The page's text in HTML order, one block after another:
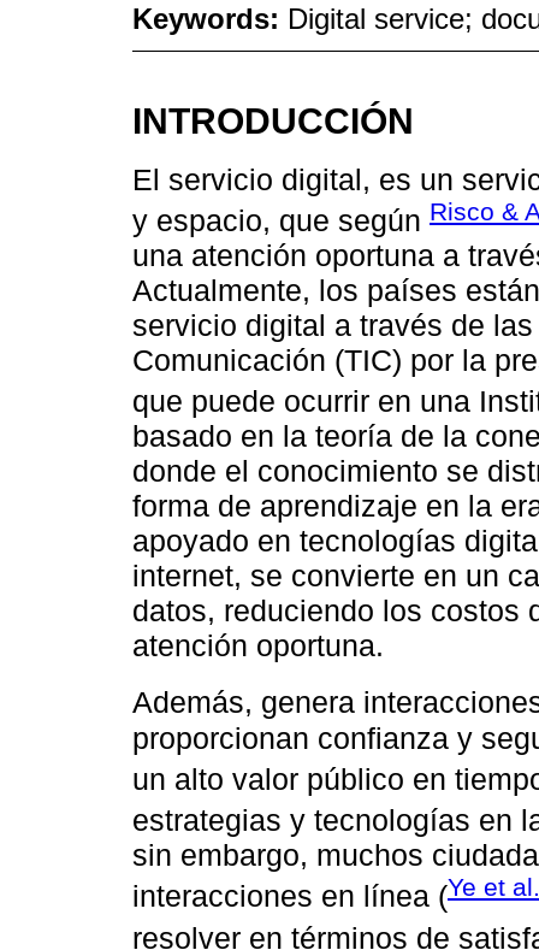
Keywords: Digital service;
INTRODUCCIÓN
El servicio digital, es un
y espacio, que según Risco &
una atención oportuna a
Actualmente, los países
servicio digital a través de
Comunicación (TIC) por la
que puede ocurrir en una
basado en la teoría de la
donde el conocimiento se
forma de aprendizaje en la
apoyado en tecnologías
internet, se convierte en un
datos, reduciendo los costos
atención oportuna.
Además, genera
proporcionan confianza y
un alto valor público en
estrategias y tecnologías en
sin embargo, muchos
interacciones en línea (Ye et
resolver en términos de